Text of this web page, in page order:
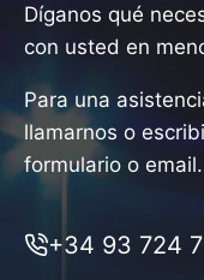
Díganos qué
con usted en
Para una
llamarnos o
formulario o email.
+34 93 724